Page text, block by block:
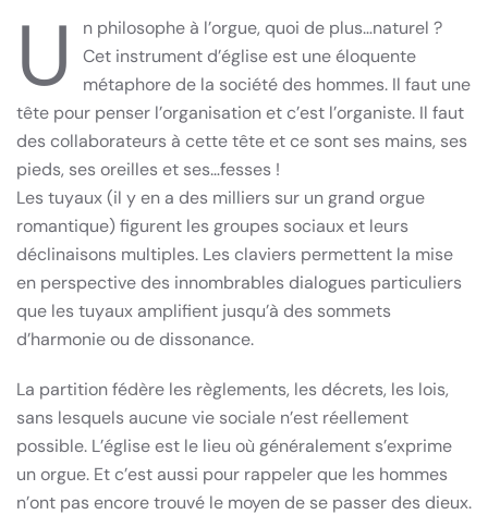
U
n philosophe à l’orgue, quoi de plus…naturel ?
Cet instrument d’église est une éloquente
métaphore de la société des hommes. Il faut une
tête pour penser l’organisation et c’est l’organiste. Il faut
des collaborateurs à cette tête et ce sont ses mains, ses
pieds, ses oreilles et ses…fesses !
Les tuyaux (il y en a des milliers sur un grand orgue
romantique) figurent les groupes sociaux et leurs
déclinaisons multiples. Les claviers permettent la mise
en perspective des innombrables dialogues particuliers
que les tuyaux amplifient jusqu’à des sommets
d’harmonie ou de dissonance.
La partition fédère les règlements, les décrets, les lois,
sans lesquels aucune vie sociale n’est réellement
possible. L’église est le lieu où généralement s’exprime
un orgue. Et c’est aussi pour rappeler que les hommes
n’ont pas encore trouvé le moyen de se passer des dieux.